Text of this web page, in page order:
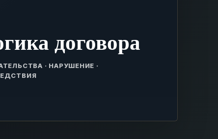
договора
· НАРУШЕНИЕ ·